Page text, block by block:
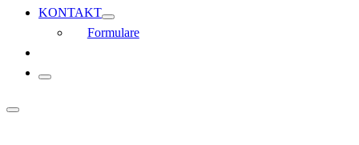
KONTAKT
Formulare